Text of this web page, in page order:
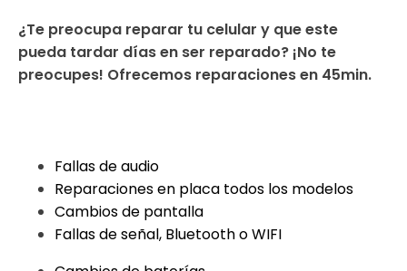
¿Te preocupa reparar tu celular y que este
pueda tardar días en ser reparado? ¡No te
preocupes! Ofrecemos reparaciones en 45min.
Fallas de audio
Reparaciones en placa todos los modelos
Cambios de pantalla
Fallas de señal, Bluetooth o WIFI